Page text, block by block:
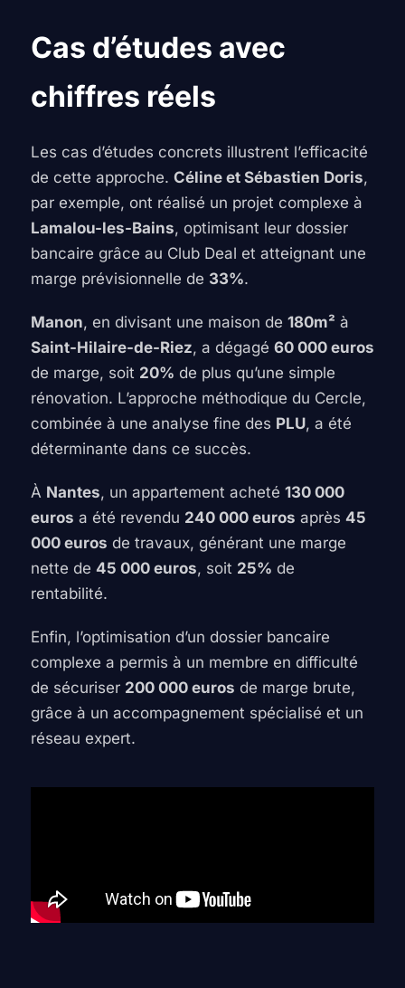
Cas d’études avec
chiffres réels
Les cas d’études concrets illustrent l’efficacité
de cette approche. Céline et Sébastien Doris,
par exemple, ont réalisé un projet complexe à
Lamalou-les-Bains, optimisant leur dossier
bancaire grâce au Club Deal et atteignant une
marge prévisionnelle de 33%.
Manon, en divisant une maison de 180m² à
Saint-Hilaire-de-Riez, a dégagé 60 000 euros
de marge, soit 20% de plus qu’une simple
rénovation. L’approche méthodique du Cercle,
combinée à une analyse fine des PLU, a été
déterminante dans ce succès.
À Nantes, un appartement acheté 130 000
euros a été revendu 240 000 euros après 45
000 euros de travaux, générant une marge
nette de 45 000 euros, soit 25% de
rentabilité.
Enfin, l’optimisation d’un dossier bancaire
complexe a permis à un membre en difficulté
de sécuriser 200 000 euros de marge brute,
grâce à un accompagnement spécialisé et un
réseau expert.